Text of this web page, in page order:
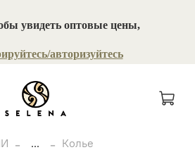
увидеть оптовые цены,
авторизуйтесь
... Колье